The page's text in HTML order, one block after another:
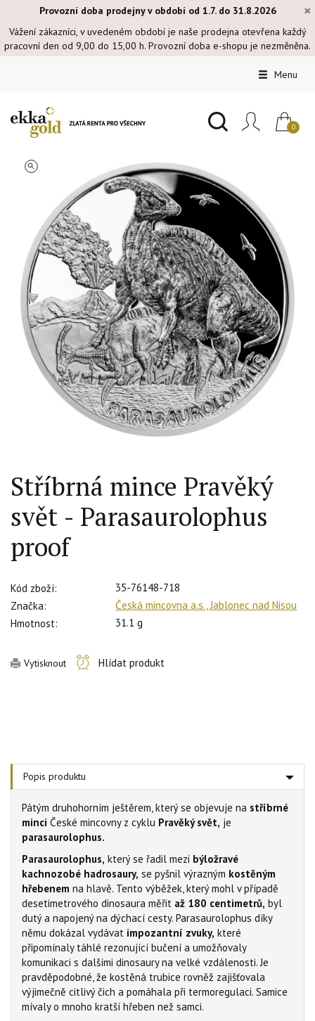
×
Provozní doba prodejny v období od 1.7. do 31.8.2026
Vážení zákazníci, v uvedeném období je naše prodejna otevřena každý
pracovní den od 9,00 do 15,00 h. Provozní doba e-shopu je nezměněna.
Menu
Stříbrná mince Pravěký
svět - Parasaurolophus
proof
Kód zboží:
35-76148-718
Značka:
Česká mincovna a.s., Jablonec nad Nisou
Hmotnost:
31.1 g
Vytisknout Hlídat produkt
Popis produktu
Pátým druhohorním ještěrem, který se objevuje na stříbrné
minci České mincovny z cyklu Pravěký svět, je
parasaurolophus.
Parasaurolophus, který se řadil mezi býložravé
kachnozobé hadrosaury, se pyšnil výrazným kostěným
hřebenem na hlavě. Tento výběžek, který mohl v případě
desetimetrového dinosaura měřit až 180 centimetrů, byl
dutý a napojený na dýchací cesty. Parasaurolophus díky
němu dokázal vydávat impozantní zvuky, které
připomínaly táhlé rezonující bučení a umožňovaly
komunikaci s dalšími dinosaury na velké vzdálenosti. Je
pravděpodobné, že kostěná trubice rovněž zajišťovala
výjimečně citlivý čich a pomáhala při termoregulaci. Samice
mívaly o mnoho kratší hřeben než samci.